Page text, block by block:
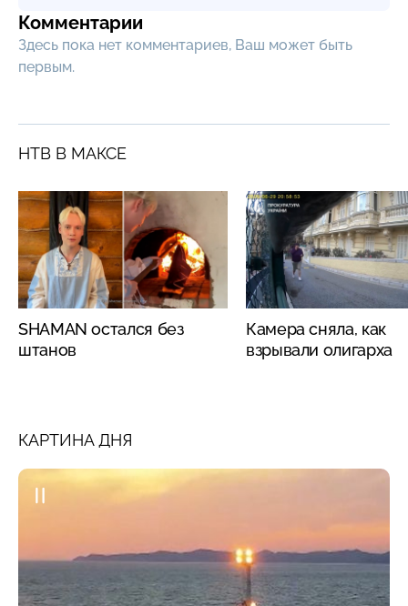
Комментарии
Здесь пока нет комментариев, Ваш может быть
первым.
НТВ В МАКСЕ
SHAMAN остался без
штанов
Камера сняла, как
взрывали олигарха
КАРТИНА ДНЯ